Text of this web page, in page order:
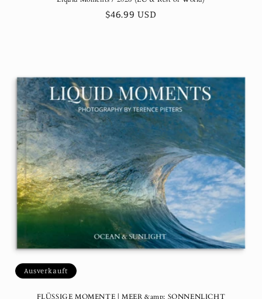
Normaler
$46.99 USD
Ausverkauft
FLÜSSIGE MOMENTE | MEER &amp; SONNENLICHT